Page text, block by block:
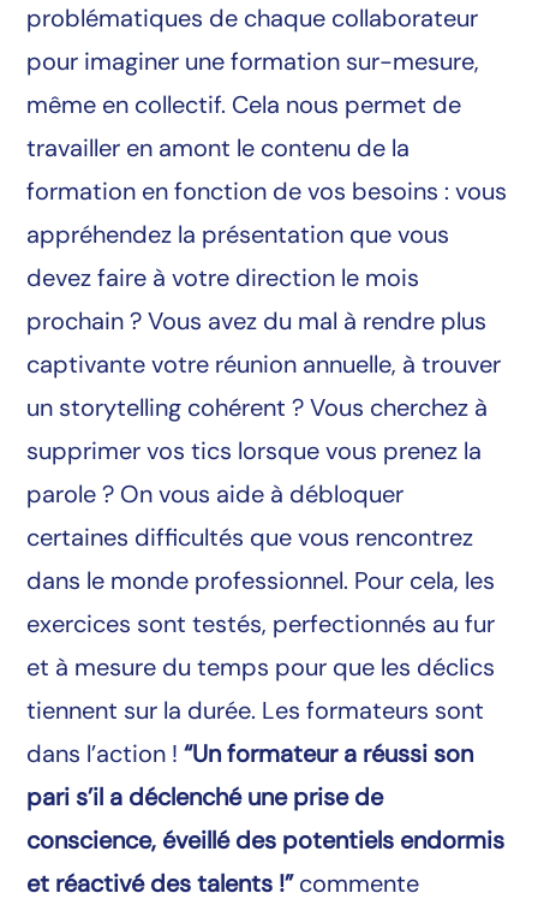
problématiques de chaque collaborateur
pour imaginer une formation sur-mesure,
même en collectif. Cela nous permet de
travailler en amont le contenu de la
formation en fonction de vos besoins : vous
appréhendez la présentation que vous
devez faire à votre direction le mois
prochain ? Vous avez du mal à rendre plus
captivante votre réunion annuelle, à trouver
un storytelling cohérent ? Vous cherchez à
supprimer vos tics lorsque vous prenez la
parole ? On vous aide à débloquer
certaines difficultés que vous rencontrez
dans le monde professionnel. Pour cela, les
exercices sont testés, perfectionnés au fur
et à mesure du temps pour que les déclics
tiennent sur la durée. Les formateurs sont
dans l’action ! “Un formateur a réussi son
pari s’il a déclenché une prise de
conscience, éveillé des potentiels endormis
et réactivé des talents !” commente